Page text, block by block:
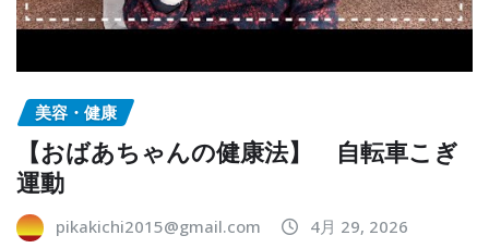
美容・健康
【おばあちゃんの健康法】 自転車こぎ
運動
pikakichi2015@gmail.com 4月 29, 2026